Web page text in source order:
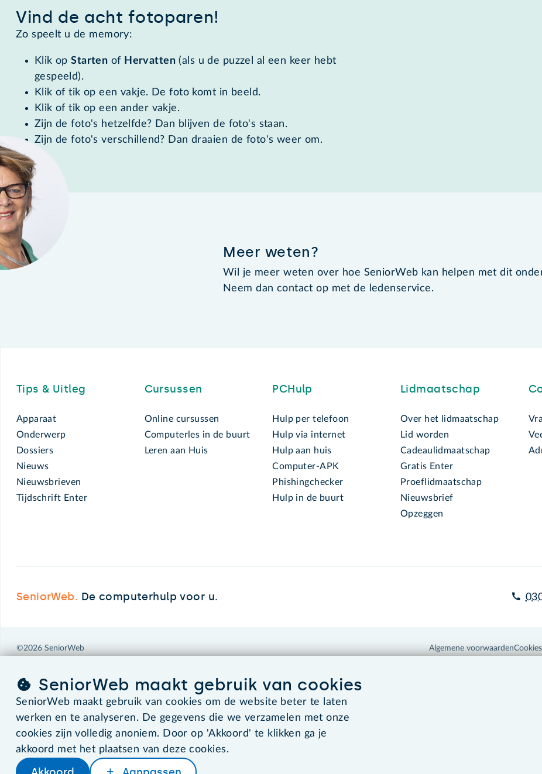
Vind de acht fotoparen!
Zo speelt u de memory:
Klik opStarten of Hervatten(als u de puzzel al een keer hebt
gespeeld).
Klik of tik op een vakje. De foto komt in beeld.
Klik of tik op een ander vakje.
Zijn de foto's hetzelfde? Dan blijven de foto's staan.
Zijn de foto's verschillend? Dan draaien de foto's weer om.
Meer weten?
Wil je meer weten over hoe SeniorWeb kan helpen met dit
Neem dan contact op met de ledenservice.
Tips & Uitleg
Apparaat
Onderwerp
Dossiers
Nieuws
Nieuwsbrieven
Tijdschrift Enter
Cursussen
Online cursussen
Computerles in de buurt
Leren aan Huis
PCHulp
Hulp per telefoon
Hulp via internet
Hulp aan huis
Computer-APK
Phishingchecker
Hulp in de buurt
Lidmaatschap
Over het lidmaatschap
Lid worden
Cadeaulidmaatschap
Gratis Enter
Proeflidmaatschap
Nieuwsbrief
Opzeggen
SeniorWeb. De computerhulp voor u.
©2026 SeniorWeb Algemene voorwaarden
SeniorWeb maakt gebruik van cookies
SeniorWeb maakt gebruik van cookies om de website beter te laten
werken en te analyseren. De gegevens die we verzamelen met onze
cookies zijn volledig anoniem. Door op 'Akkoord' te klikken ga je
akkoord met het plaatsen van deze cookies.